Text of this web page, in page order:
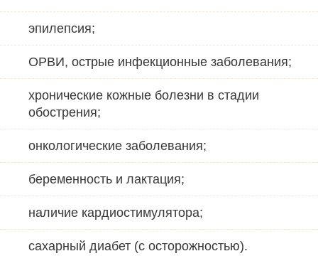
эпилепсия;
ОРВИ, острые инфекционные заболевания;
хронические кожные болезни в стадии
обострения;
онкологические заболевания;
беременность и лактация;
наличие кардиостимулятора;
сахарный диабет (с осторожностью).